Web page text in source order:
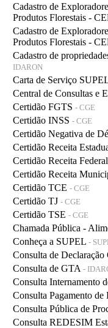
Cadastro de
Produtos Florestais -
Cadastro de
Produtos Florestais -
Cadastro de
IDARON
Carta de Serviço
Central de Consultas e
Certidão FGTS - CGE
Certidão INSS - CGE
Certidão Negativa de
Certidão Receita
Certidão Receita Federal
Certidão Receita
Certidão TCE - CGE
Certidão TJ - CGE
Certidão TSE - CGE
Chamada Pública -
Conheça a SUPEL -
Consulta de Declaração
Consulta de GTA -
Consulta Internamento
Consulta Pagamento
Consulta Pública de
Consulta REDESIM